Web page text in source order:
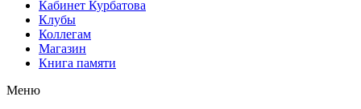
Кабинет Курбатова
Клубы
Коллегам
Магазин
Книга памяти
Меню